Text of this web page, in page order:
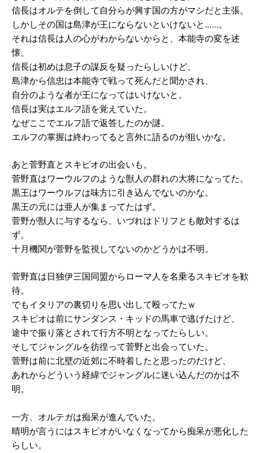
信長はオルテを倒して自分らが興す国の方がマシだと主張。
しかしその国は島津が王にならないといけないと……。
それは信長は人の心がわからないからと、本能寺の変を述
懐。
信長は初めは息子の謀反を疑ったらしいけど、
島津から信忠は本能寺で戦って死んだと聞かされ、
自分のような者が王になってはいけないと。
信長は実はエルフ語を覚えていた。
なぜここでエルフ語で返答したのか謎。
エルフの掌握は終わってると言外に語るのが狙いかな。
あと菅野直とスキピオの出会いも。
菅野直はワーウルフのような獣人の群れの大将になってた。
黒王はワーウルフは味方に引き込んでないのかな。
黒王の元には亜人が集まってたはず。
菅野が獣人に与するなら、いづれはドリフとも敵対するは
ず。
十月機関が菅野を監視してないのかどうかは不明。
菅野直は日独伊三国同盟からローマ人を名乗るスキピオを歓
待。
でもイタリアの裏切りを思い出して殴ってたｗ
スキピオは前にサンダンス・キッドの馬車で逃げたけど、
途中で振り落とされて行方不明となってたらしい。
そしてジャングルを彷徨って菅野と出会っていた。
菅野は前に北壁の近郊に不時着したと思ったのだけど、
あれからどういう経緯でジャングルに迷い込んだのかは不
明。
一方、オルテガは痴呆が進んでいた。
晴明が言うにはスキピオがいなくなってから痴呆が悪化した
らしい。